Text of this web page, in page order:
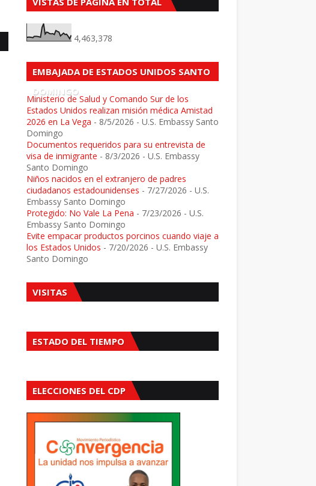
4,463,378
EMBAJADA DE ESTADOS UNIDOS SANTO
DOMINGO
Ministerio de Salud y Comando Sur de los
Estados Unidos realizan misión médica Amistad
2026 en La Vega - 8/5/2026 - U.S. Embassy Santo
Domingo
Documentos requeridos para su entrevista de
visa de inmigrante - 8/3/2026 - U.S. Embassy
Santo Domingo
Niños nacidos en el extranjero de padres
ciudadanos estadounidenses - 7/27/2026 - U.S.
Embassy Santo Domingo
Protegido: No Vale La Pena - 7/23/2026 - U.S.
Embassy Santo Domingo
Evite empacar productos porcinos cuando viaje a
los Estados Unidos - 7/20/2026 - U.S. Embassy
Santo Domingo
VISITAS
ESTADO DEL TIEMPO
ELECCIONES DEL CDP